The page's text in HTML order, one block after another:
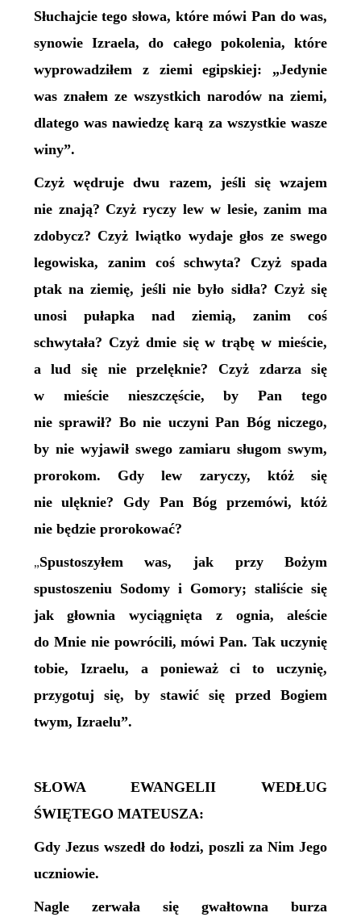
Słuchajcie tego słowa, które mówi Pan do was,
synowie Izraela, do całego pokolenia, które
wyprowadziłem z ziemi egipskiej: „Jedynie
was znałem ze wszystkich narodów na ziemi,
dlatego was nawiedzę karą za wszystkie wasze
winy”.
Czyż wędruje dwu razem, jeśli się wzajem
nie znają? Czyż ryczy lew w lesie, zanim ma
zdobycz? Czyż lwiątko wydaje głos ze swego
legowiska, zanim coś schwyta? Czyż spada
ptak na ziemię, jeśli nie było sidła? Czyż się
unosi pułapka nad ziemią, zanim coś
schwytała? Czyż dmie się w trąbę w mieście,
a lud się nie przelęknie? Czyż zdarza się
w mieście nieszczęście, by Pan tego
nie sprawił? Bo nie uczyni Pan Bóg niczego,
by nie wyjawił swego zamiaru sługom swym,
prorokom. Gdy lew zaryczy, któż się
nie ulęknie? Gdy Pan Bóg przemówi, któż
nie będzie prorokować?
„Spustoszyłem was, jak przy Bożym
spustoszeniu Sodomy i Gomory; staliście się
jak głownia wyciągnięta z ognia, aleście
do Mnie nie powrócili, mówi Pan. Tak uczynię
tobie, Izraelu, a ponieważ ci to uczynię,
przygotuj się, by stawić się przed Bogiem
twym, Izraelu”.
SŁOWA EWANGELII WEDŁUG
ŚWIĘTEGO MATEUSZA:
Gdy Jezus wszedł do łodzi, poszli za Nim Jego
uczniowie.
Nagle zerwała się gwałtowna burza